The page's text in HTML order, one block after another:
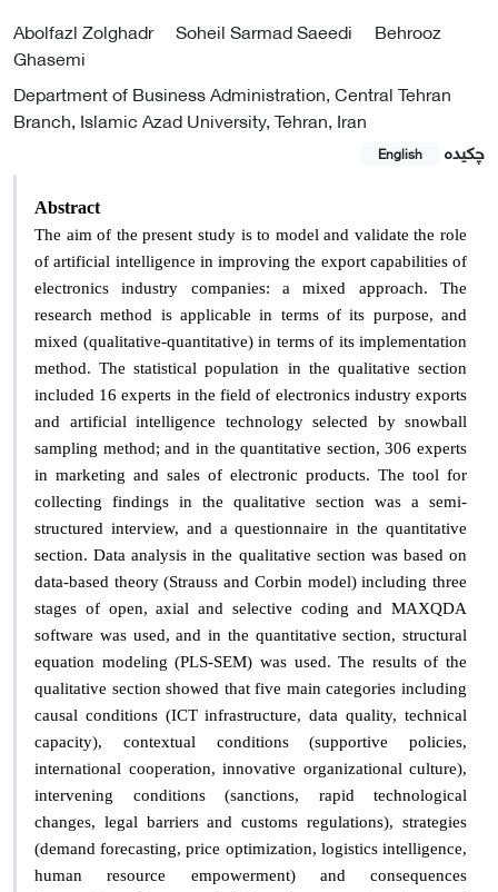
Abolfazl Zolghadr Soheil Sarmad Saeedi
Behrooz
Ghasemi
Department of Business Administration, Central Tehran
Branch, Islamic Azad University, Tehran, Iran
چکیده
English
Abstract
The aim of the present study is to model and validate the role
of artificial intelligence in improving the export capabilities of
electronics industry companies: a mixed approach. The
research method is applicable in terms of its purpose, and
mixed (qualitative-quantitative) in terms of its implementation
method. The statistical population in the qualitative section
included 16 experts in the field of electronics industry exports
and artificial intelligence technology selected by snowball
sampling method; and in the quantitative section, 306 experts
in marketing and sales of electronic products. The tool for
collecting findings in the qualitative section was a semi-
structured interview, and a questionnaire in the quantitative
section. Data analysis in the qualitative section was based on
data-based theory (Strauss and Corbin model) including three
stages of open, axial and selective coding and MAXQDA
software was used, and in the quantitative section, structural
equation modeling (PLS-SEM) was used. The results of the
qualitative section showed that five main categories including
causal conditions (ICT infrastructure, data quality, technical
capacity), contextual conditions (supportive policies,
international cooperation, innovative organizational culture),
intervening conditions (sanctions, rapid technological
changes, legal barriers and customs regulations), strategies
(demand forecasting, price optimization, logistics intelligence,
human resource empowerment) and consequences